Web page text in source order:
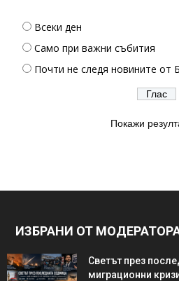
Всеки ден
Само при важни събития
Почти не следя новините от
Покажи
ИЗБРАНИ ОТ
Светът през
миграционни